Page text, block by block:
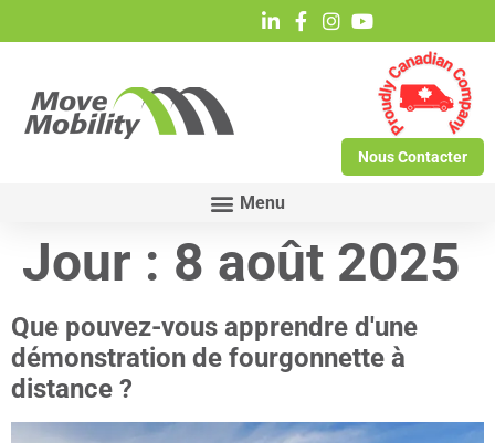
Nous Contacter
Jour : 8 août 2025
Que pouvez-vous apprendre d'une
démonstration de fourgonnette à
distance ?